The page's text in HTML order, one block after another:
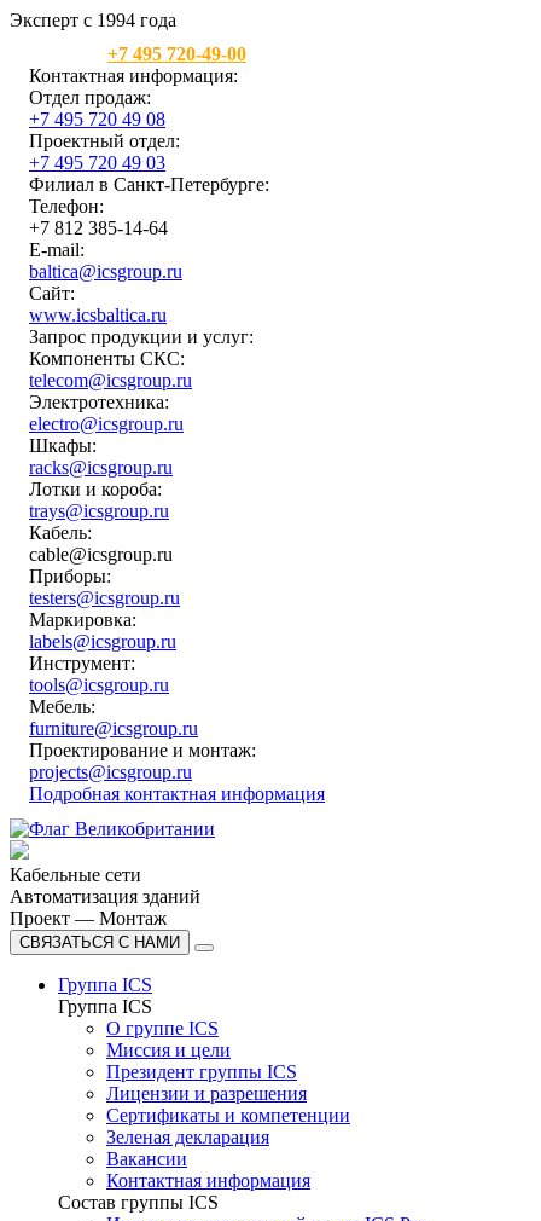
Эксперт с 1994 года
+7 495 720-49-00
Контактная информация:
Отдел продаж:
+7 495 720 49 08
Проектный отдел:
+7 495 720 49 03
Филиал в Санкт-Петербурге:
Телефон:
+7 812 385-14-64
E-mail:
baltica@icsgroup.ru
Сайт:
www.icsbaltica.ru
Запрос продукции и услуг:
Компоненты СКС:
telecom@icsgroup.ru
Электротехника:
electro@icsgroup.ru
Шкафы:
racks@icsgroup.ru
Лотки и короба:
trays@icsgroup.ru
Кабель:
cable@icsgroup.ru
Приборы:
testers@icsgroup.ru
Маркировка:
labels@icsgroup.ru
Инструмент:
tools@icsgroup.ru
Мебель:
furniture@icsgroup.ru
Проектирование и монтаж:
projects@icsgroup.ru
Подробная контактная информация
Кабельные сети
Автоматизация зданий
Проект — Монтаж
СВЯЗАТЬСЯ С НАМИ
Группа ICS
Группа ICS
О группе ICS
Миссия и цели
Президент группы ICS
Лицензии и разрешения
Сертификаты и компетенции
Зеленая декларация
Вакансии
Контактная информация
Состав группы ICS